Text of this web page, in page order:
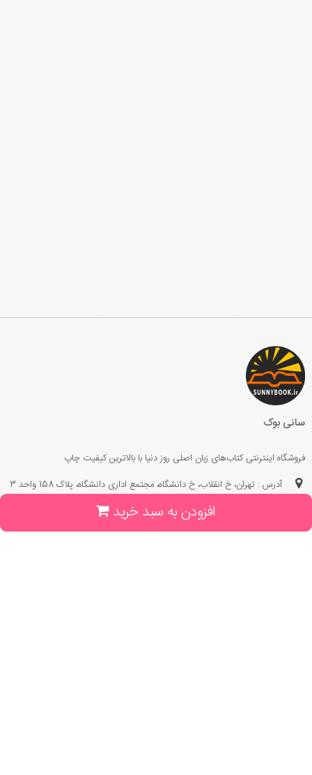
افزودن به سبد خرید
سانی بوک
فروشگاه اینترنتی کتاب‌های زبان اصلی روز دنیا با بالاترین کیفیت چاپ
آدرس : تهران، خ انقلاب، خ دانشگاه، مجتمع اداری دانشگاه، پلاک 158 واحد 3
تماس حاصل فرمایید)